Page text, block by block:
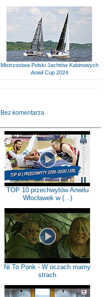
Mistrzostwa Polski Jachtów Kabinowych
Anwil Cup 2024
Bez komentarza
TOP 10 przechwytów Anwilu
Włocławek w (...)
Ni To Ponk - W oczach mamy
strach